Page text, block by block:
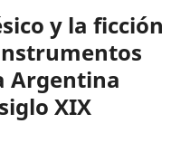
y la ficción
Argentina
XIX